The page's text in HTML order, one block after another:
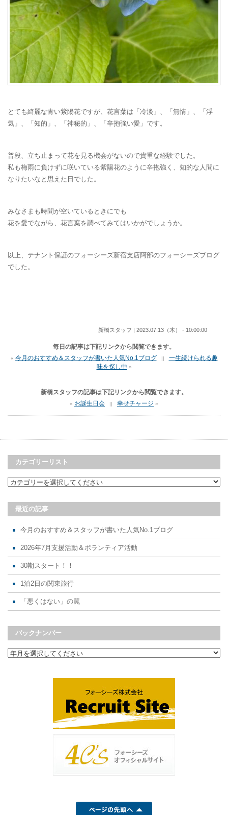
とても綺麗な青い紫陽花ですが、花言葉は「冷淡」、「無情」、「浮
気」、「知的」、「神秘的」、「辛抱強い愛」です。
普段、立ち止まって花を見る機会がないので貴重な経験でした。
私も梅雨に負けずに咲いている紫陽花のように辛抱強く、知的な人間に
なりたいなと思えた日でした。
みなさまも時間が空いているときにでも
花を愛でながら、花言葉を調べてみてはいかがでしょうか。
以上、テナント保証のフォーシーズ新宿支店阿部のフォーシーズブログ
でした。
新橋スタッフ | 2023.07.13（木） - 10:00:00
毎日の記事は下記リンクから閲覧できます。
« 今月のおすすめ＆スタッフが書いた人気No.1ブログ || 一生続けられる趣
味を探し中 »
新橋スタッフの記事は下記リンクから閲覧できます。
« お誕生日会 || 幸せチャージ »
カテゴリーリスト
最近の記事
今月のおすすめ＆スタッフが書いた人気No.1ブログ
2026年7月支援活動＆ボランティア活動
30期スタート！！
1泊2日の関東旅行
「悪くはない」の罠
バックナンバー